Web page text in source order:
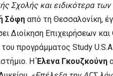
Σχολής και ειδικότερα
Σόφη από τη Θεσσαλονίκη,
Διοίκηση Επιχειρήσεων
προγράμματος Study
ΗΈλενα Γκουζκούνη